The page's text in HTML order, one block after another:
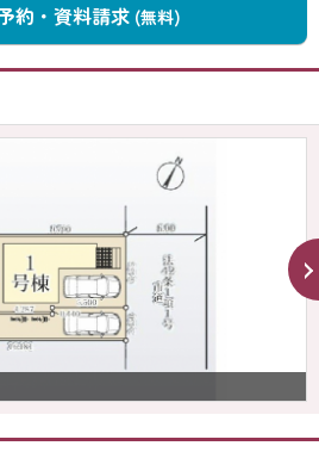
約・資料請求 (無料)